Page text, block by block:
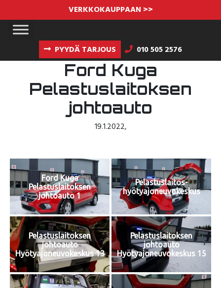
VERKKOKAUPPAAN >>
PYYDÄ TARJOUS 010 505 2576
Ford Kuga
Pelastuslaitoksen
johtoauto
19.1.2022,
Ford Kuga
Pelastuslaitoksen
johtoauto 1
Pelastuslaitos-
hyötyajoneuvokeskus
Pelastuslaitoksen
johtoauto
Hyötyajoneuvokeskus 13
Pelastuslaitoksen
johtoauto
Hyötyajoneuvokeskus 15